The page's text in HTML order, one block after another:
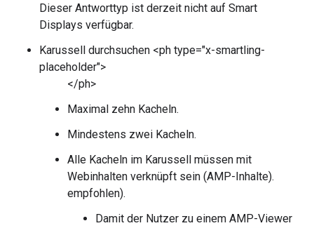
Dieser Antworttyp ist derzeit nicht auf Smart
Displays verfügbar.
Karussell durchsuchen <ph type="x-smartling-
placeholder">
</ph>
Maximal zehn Kacheln.
Mindestens zwei Kacheln.
Alle Kacheln im Karussell müssen mit
Webinhalten verknüpft sein (AMP-Inhalte).
empfohlen).
Damit der Nutzer zu einem AMP-Viewer